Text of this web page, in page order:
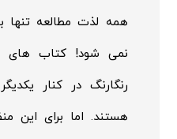
همه لذت مطالعه
نمی شود! کتاب های
رنگارنگ در کنار
هستند. اما برای این